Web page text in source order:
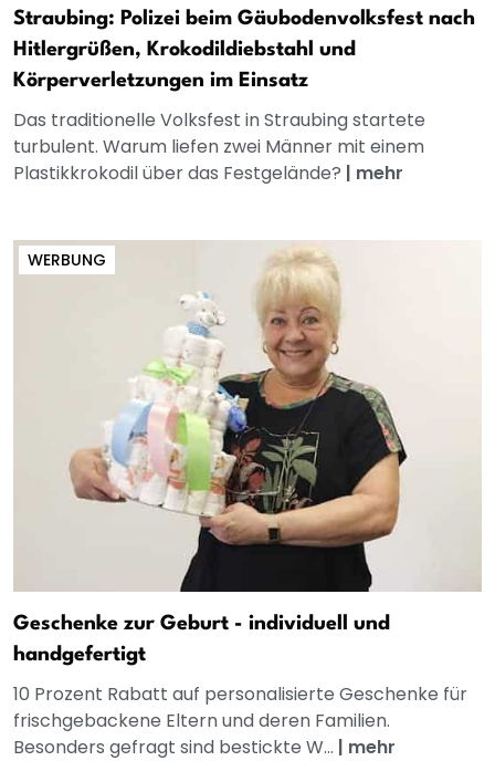
Straubing: Polizei beim Gäubodenvolksfest nach
Hitlergrüßen, Krokodildiebstahl und
Körperverletzungen im Einsatz
Das traditionelle Volksfest in Straubing startete
turbulent. Warum liefen zwei Männer mit einem
Plastikkrokodil über das Festgelände? | mehr
WERBUNG
Geschenke zur Geburt - individuell und
handgefertigt
10 Prozent Rabatt auf personalisierte Geschenke für
frischgebackene Eltern und deren Familien.
Besonders gefragt sind bestickte W... | mehr